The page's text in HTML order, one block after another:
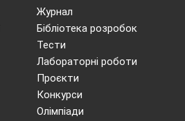
Журнал
Бібліотека розробок
Тести
Лабораторні роботи
Проєкти
Конкурси
Олімпіади